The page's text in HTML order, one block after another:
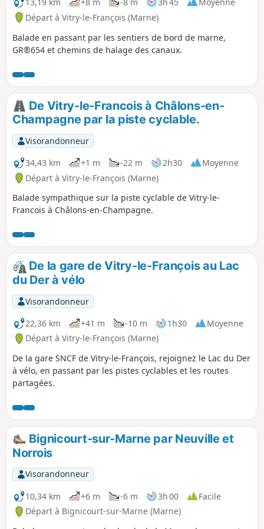
Départ à Vitry-le-François (Marne)
Balade en passant par les sentiers de bord de marne,
GR®654 et chemins de halage des canaux.
De Vitry-le-Francois à Châlons-en-
Champagne par la piste cyclable.
Visorandonneur
34,43 km
+1 m -22 m 2h30
Moyenne
Départ à Vitry-le-François (Marne)
Balade sympathique sur la piste cyclable de Vitry-le-
Francois à Châlons-en-Champagne.
De la gare de Vitry-le-François au Lac
du Der à vélo
Visorandonneur
22,36 km
+41 m -10 m 1h30
Moyenne
Départ à Vitry-le-François (Marne)
De la gare SNCF de Vitry-le-François, rejoignez le Lac du Der
à vélo, en passant par les pistes cyclables et les routes
partagées.
Bignicourt-sur-Marne par Neuville et
Norrois
Visorandonneur
10,34 km
+6 m -6 m 3h 00
Facile
Départ à Bignicourt-sur-Marne (Marne)